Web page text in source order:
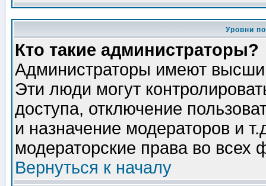
Уровни
Кто такие администраторы?
Администраторы имеют
Эти люди могут
доступа, отключение
и назначение модераторов и
модераторские права во всех
Вернуться к началу